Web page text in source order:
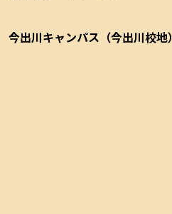
今出川キャンパス（今出川校地）